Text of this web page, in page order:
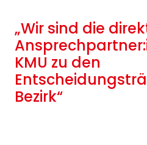
„Wir sind die
KMU zu den
Bezirk“